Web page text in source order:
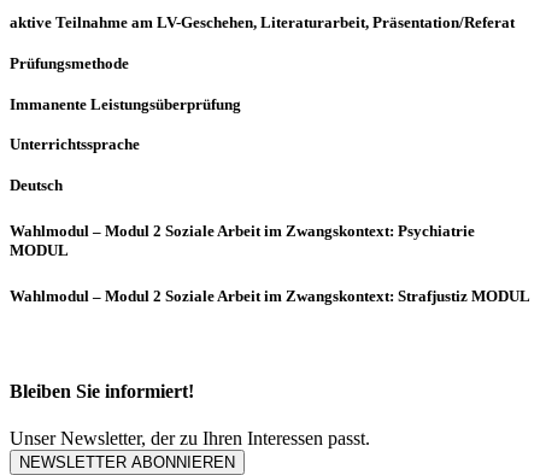
aktive Teilnahme am LV-Geschehen, Literaturarbeit, Präsentation/Referat
Prüfungsmethode
Immanente Leistungsüberprüfung
Unterrichtssprache
Deutsch
Wahlmodul – Modul 2 Soziale Arbeit im Zwangskontext: Psychiatrie
MODUL
Wahlmodul – Modul 2 Soziale Arbeit im Zwangskontext: Strafjustiz MODUL
Bleiben Sie informiert!
Unser Newsletter, der zu Ihren Interessen passt.
NEWSLETTER ABONNIEREN